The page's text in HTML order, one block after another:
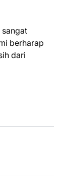
sangat
berharap
dari